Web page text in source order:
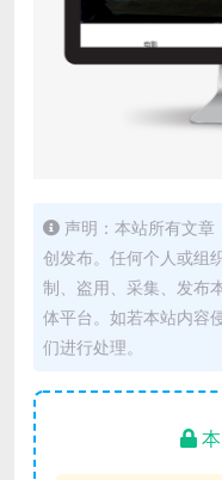
声明：本站所有文
创发布。任何个人或组
制、盗用、采集、发布
体平台。如若本站内容
们进行处理。